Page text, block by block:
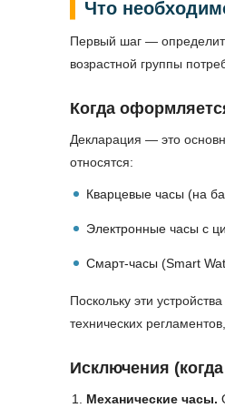
Что
Первый шаг —
возрастной группы
Когда
Декларация — это
относятся:
Кварцевые часы (на
Электронные часы с
Смарт-часы (Smart
Поскольку эти
технических
Исключения
Механические часы.